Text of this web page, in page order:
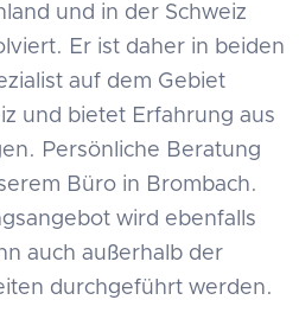
und in der Schweiz
Er ist daher in beiden
auf dem Gebiet
und bietet Erfahrung aus
Persönliche Beratung
Büro in Brombach.
wird ebenfalls
auch außerhalb der
durchgeführt werden.